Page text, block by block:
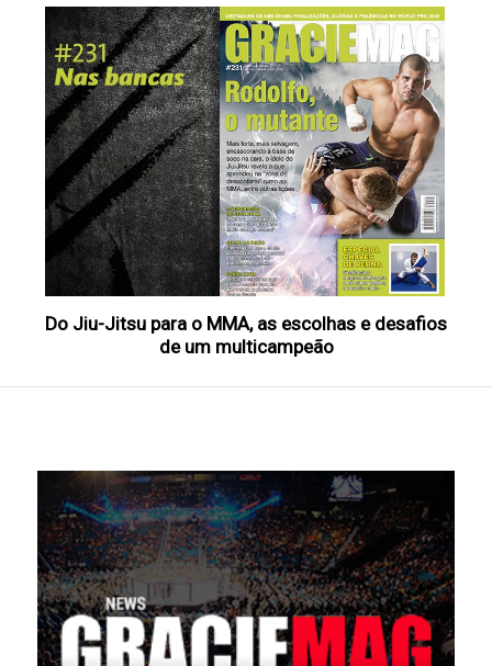
Do Jiu-Jitsu para o MMA, as escolhas e desafios
de um multicampeão